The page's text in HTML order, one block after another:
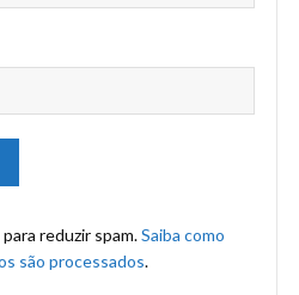
reduzir spam.Saiba como
são processados.